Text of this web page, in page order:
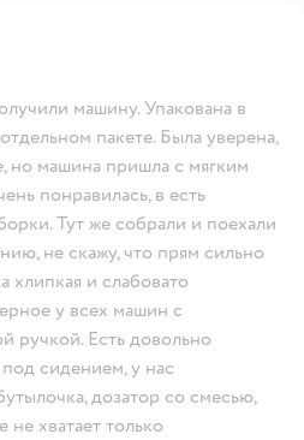
машину. Упакована в
пакете. Была уверена,
но машина пришла с мягким
понравилась, в есть
Тут же собрали и поехали
не скажу, что прям сильно
хлипкая и слабовато
у всех машин с
ручкой. Есть довольно
сидением, у нас
дозатор со смесью,
хватает только